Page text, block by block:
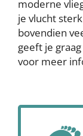
moderne
je vlucht
bovendien
geeft je
voor meer